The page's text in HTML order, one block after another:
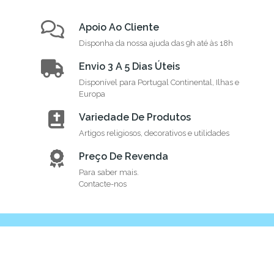
Apoio Ao Cliente
Disponha da nossa ajuda das 9h até às 18h
Envio 3 A 5 Dias Úteis
Disponível para Portugal Continental, Ilhas e
Europa
Variedade De Produtos
Artigos religiosos, decorativos e utilidades
Preço De Revenda
Para saber mais.
Contacte-nos